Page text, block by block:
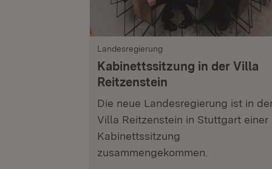
Landesregierung
Kabinettssitzung in der Villa
Reitzenstein
Die neue Landesregierung ist in
Villa Reitzenstein in Stuttgart einer
Kabinettssitzung
zusammengekommen.